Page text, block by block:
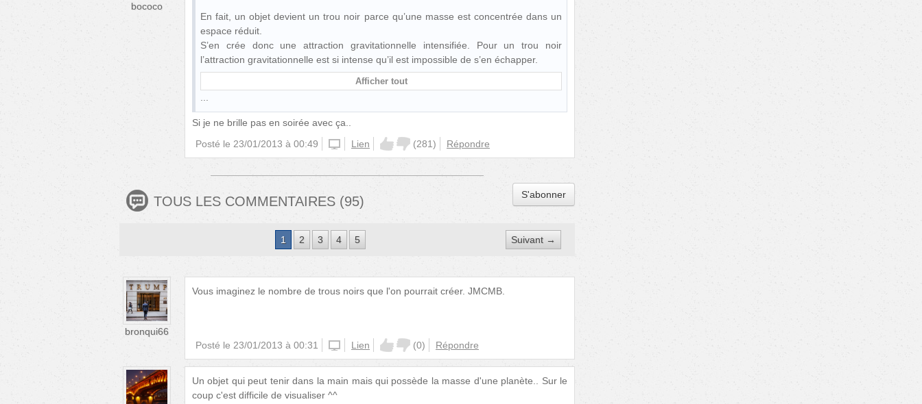
bococo
En fait, un objet devient un trou noir parce qu’une masse est concentrée dans un
espace réduit.
S’en crée donc une attraction gravitationnelle intensifiée. Pour un trou noir
l’attraction gravitationnelle est si intense qu’il est impossible de s’en échapper.
Afficher tout
Si je ne brille pas en soirée avec ça..
Posté le 23/01/2013 à 00:49 iphoneLien (281) Répondre
TOUS LES COMMENTAIRES (95) S'abonner
1 2 3 4 5 Suivant →
bronqui66
Vous imaginez le nombre de trous noirs que l'on pourrait créer. JMCMB.
Posté le 23/01/2013 à 00:31 iphoneLien (0) Répondre
Un objet qui peut tenir dans la main mais qui possède la masse d'une planète.. Sur le
coup c'est difficile de visualiser ^^